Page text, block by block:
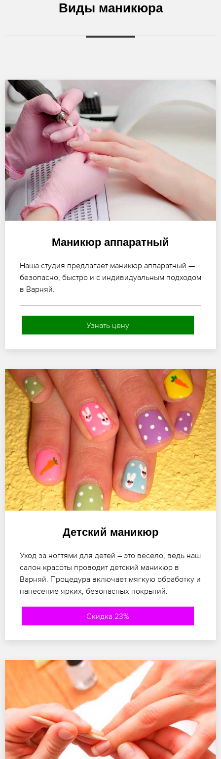
Виды маникюра
Маникюр аппаратный
Наша студия предлагает маникюр аппаратный —
безопасно, быстро и с индивидуальным подходом
в Варняй.
Узнать цену
Детский маникюр
Уход за ногтями для детей – это весело, ведь наш
салон красоты проводит детский маникюр в
Варняй. Процедура включает мягкую обработку и
нанесение ярких, безопасных покрытий.
Скидка 23%